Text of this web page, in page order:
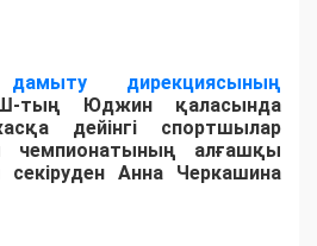
дирекциясының
тың Юджин қаласында
дейінгі спортшылар
чемпионатының алғашқы
секіруден Анна Черкашина